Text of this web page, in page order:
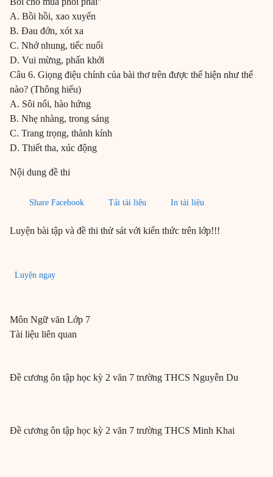
A. Bồi hồi, xao xuyến
B. Đau đớn, xót xa
C. Nhớ nhung, tiếc nuối
D. Vui mừng, phấn khởi
Câu 6. Giọng điệu chính của bài thơ trên được thể hiện như thế
nào? (Thông hiểu)
A. Sôi nổi, hào hứng
B. Nhẹ nhàng, trong sáng
C. Trang trọng, thành kính
D. Thiết tha, xúc động
Nội dung đề thi
Share Facebook Tải tài liệu In tài liệu
Luyện bài tập và đề thi thử sát với kiến thức trên lớp!!!
Luyện ngay
Môn Ngữ văn Lớp 7
Tài liệu liên quan
Đề cương ôn tập học kỳ 2 văn 7 trường THCS Nguyễn Du
Đề cương ôn tập học kỳ 2 văn 7 trường THCS Minh Khai